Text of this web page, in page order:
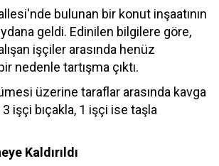
bulunan bir konut inşaatının
geldi. Edinilen bilgilere göre,
işçiler arasında henüz
nedenle tartışma çıktı.
üzerine taraflar arasında kavga
3 işçi bıçakla, 1 işçi ise taşla
Kaldırıldı